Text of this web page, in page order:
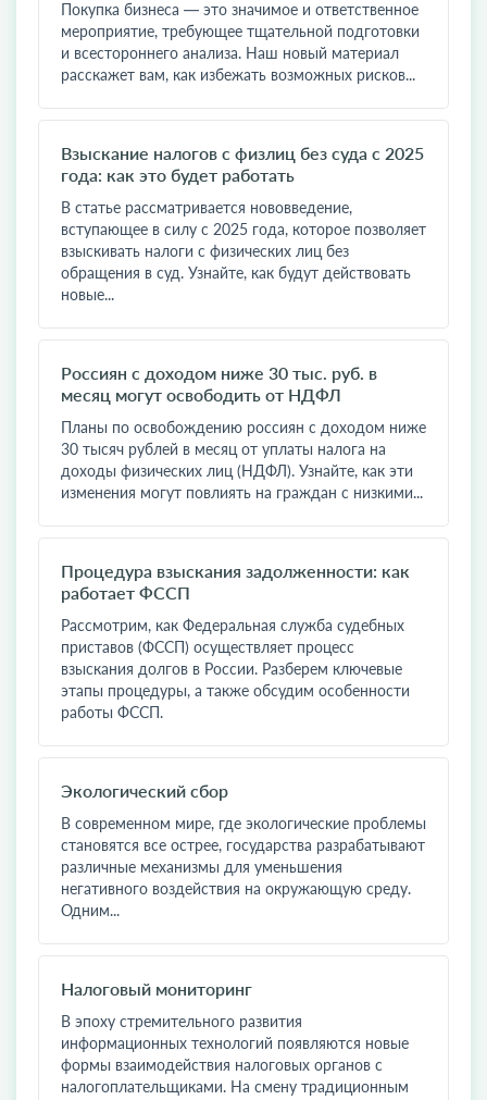
Покупка бизнеса — это значимое и ответственное
мероприятие, требующее тщательной подготовки
и всестороннего анализа. Наш новый материал
расскажет вам, как избежать возможных рисков...
Взыскание налогов с физлиц без суда с 2025
года: как это будет работать
В статье рассматривается нововведение,
вступающее в силу с 2025 года, которое позволяет
взыскивать налоги с физических лиц без
обращения в суд. Узнайте, как будут действовать
новые...
Россиян с доходом ниже 30 тыс. руб. в
месяц могут освободить от НДФЛ
Планы по освобождению россиян с доходом ниже
30 тысяч рублей в месяц от уплаты налога на
доходы физических лиц (НДФЛ). Узнайте, как эти
изменения могут повлиять на граждан с низкими...
Процедура взыскания задолженности: как
работает ФССП
Рассмотрим, как Федеральная служба судебных
приставов (ФССП) осуществляет процесс
взыскания долгов в России. Разберем ключевые
этапы процедуры, а также обсудим особенности
работы ФССП.
Экологический сбор
В современном мире, где экологические проблемы
становятся все острее, государства разрабатывают
различные механизмы для уменьшения
негативного воздействия на окружающую среду.
Одним...
Налоговый мониторинг
В эпоху стремительного развития
информационных технологий появляются новые
формы взаимодействия налоговых органов с
налогоплательщиками. На смену традиционным